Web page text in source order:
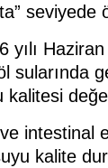
seviyede
yılı
sularında
kalitesi
intestinal
kalite